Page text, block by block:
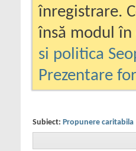
înregistrare.
însă modul
si politica
Prezentare
Subiect: Propunere caritabila